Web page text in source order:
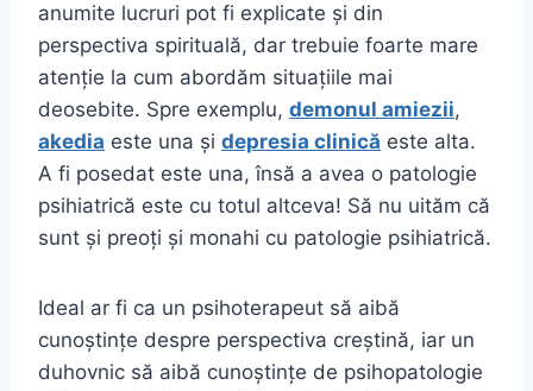
anumite lucruri pot fi explicate și din
perspectiva spirituală, dar trebuie foarte mare
atenție la cum abordăm situațiile mai
deosebite. Spre exemplu, demonul amiezii,
akedia este una și depresia clinică este alta.
A fi posedat este una, însă a avea o patologie
psihiatrică este cu totul altceva! Să nu uităm că
sunt și preoți și monahi cu patologie psihiatrică.
Ideal ar fi ca un psihoterapeut să aibă
cunoștințe despre perspectiva creștină, iar un
duhovnic să aibă cunoștințe de psihopatologie